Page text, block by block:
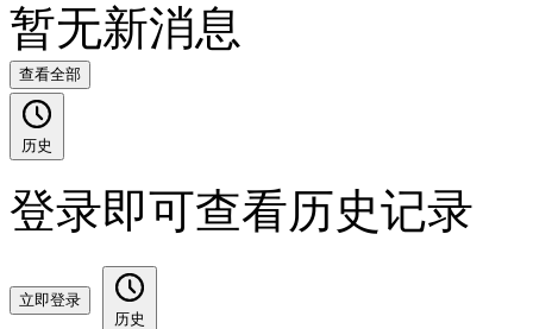
暂无新消息
查看全部
历史
登录即可查看历史记录
立即登录
历史